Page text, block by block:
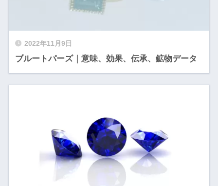
2022年11月9日
ブルートパーズ｜意味、効果、伝承、鉱物データ